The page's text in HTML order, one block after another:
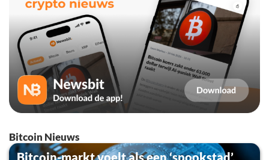
Bitcoin Nieuws
Bitcoin-markt voelt als een ‘spookstad’,